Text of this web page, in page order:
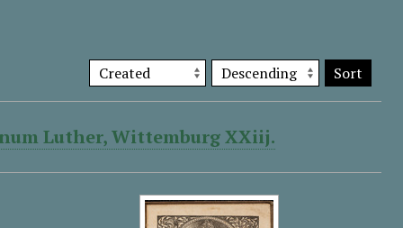
Sort
Luther, Wittemburg XXiij.